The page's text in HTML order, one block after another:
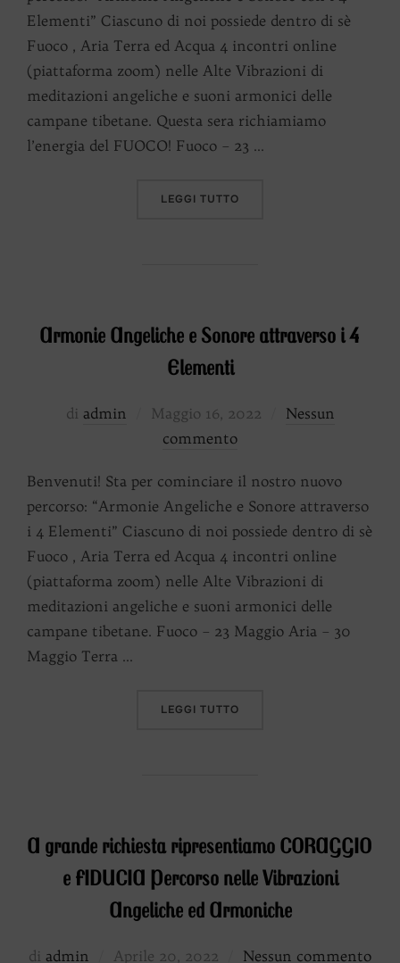
Elementi” Ciascuno di noi possiede dentro di sè
Fuoco , Aria Terra ed Acqua 4 incontri online
(piattaforma zoom) nelle Alte Vibrazioni di
meditazioni angeliche e suoni armonici delle
campane tibetane. Questa sera richiamiamo
l’energia del FUOCO! Fuoco – 23 …
LEGGI TUTTO
Armonie Angeliche e Sonore attraverso i 4
Elementi
di admin
Pubblicato
Maggio 16, 2022
Nessun
commento
Benvenuti! Sta per cominciare il nostro nuovo
percorso: “Armonie Angeliche e Sonore attraverso
i 4 Elementi” Ciascuno di noi possiede dentro di sè
Fuoco , Aria Terra ed Acqua 4 incontri online
(piattaforma zoom) nelle Alte Vibrazioni di
meditazioni angeliche e suoni armonici delle
campane tibetane. Fuoco – 23 Maggio Aria – 30
Maggio Terra …
LEGGI TUTTO
A grande richiesta ripresentiamo CORAGGIO
e FIDUCIA Percorso nelle Vibrazioni
Angeliche ed Armoniche
di admin Pubblicato
Aprile 20, 2022 Nessun commento